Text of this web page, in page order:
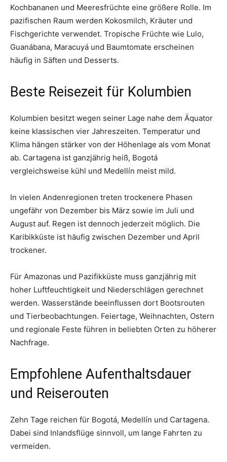
Kochbananen und Meeresfrüchte eine größere Rolle. Im
pazifischen Raum werden Kokosmilch, Kräuter und
Fischgerichte verwendet. Tropische Früchte wie Lulo,
Guanábana, Maracuyá und Baumtomate erscheinen
häufig in Säften und Desserts.
Beste Reisezeit für Kolumbien
Kolumbien besitzt wegen seiner Lage nahe dem Äquator
keine klassischen vier Jahreszeiten. Temperatur und
Klima hängen stärker von der Höhenlage als vom Monat
ab. Cartagena ist ganzjährig heiß, Bogotá
vergleichsweise kühl und Medellín meist mild.
In vielen Andenregionen treten trockenere Phasen
ungefähr von Dezember bis März sowie im Juli und
August auf. Regen ist dennoch jederzeit möglich. Die
Karibikküste ist häufig zwischen Dezember und April
trockener.
Für Amazonas und Pazifikküste muss ganzjährig mit
hoher Luftfeuchtigkeit und Niederschlägen gerechnet
werden. Wasserstände beeinflussen dort Bootsrouten
und Tierbeobachtungen. Feiertage, Weihnachten, Ostern
und regionale Feste führen in beliebten Orten zu höherer
Nachfrage.
Empfohlene Aufenthaltsdauer
und Reiserouten
Zehn Tage reichen für Bogotá, Medellín und Cartagena.
Dabei sind Inlandsflüge sinnvoll, um lange Fahrten zu
vermeiden.